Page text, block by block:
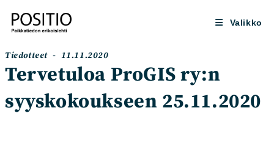
suoraan
sisältöön
Valikko
Artikkelin
kategoria:
Tiedotteet
Artikkeli
julkaistu:
11.11.2020
Tervetuloa ProGIS ry:n
syyskokoukseen 25.11.2020